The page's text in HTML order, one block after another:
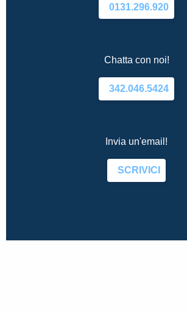
0131.296.920
Chatta con noi!
342.046.5424
Invia un'email!
SCRIVICI